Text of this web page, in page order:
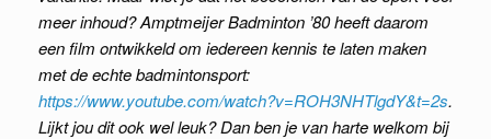
meer inhoud? Amptmeijer Badminton ’80 heeft daarom
een film ontwikkeld om iedereen kennis te laten maken
met de echte badmintonsport:
https://www.youtube.com/watch?v=ROH3NHTlgdY&t=2s.
Lijkt jou dit ook wel leuk? Dan ben je van harte welkom bij